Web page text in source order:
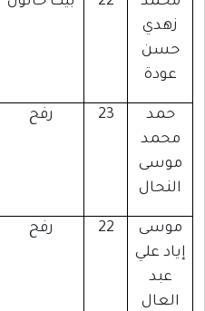
زهدي
حسن
عودة
حمد
محمد
موسى
النحال
23 رفح
موسى
إياد علي
عبد
العال
22 رفح